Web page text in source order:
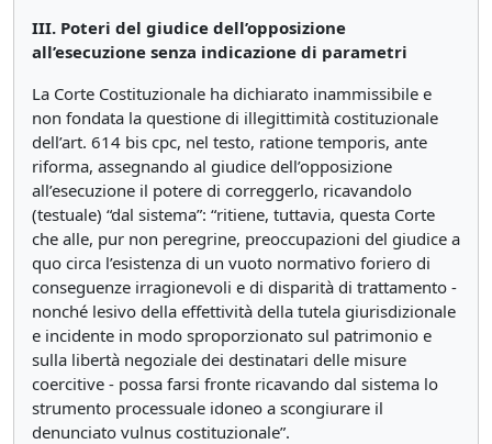
III. Poteri del giudice dell’opposizione
all’esecuzione senza indicazione di parametri
La Corte Costituzionale ha dichiarato inammissibile e
non fondata la questione di illegittimità costituzionale
dell’art. 614 bis cpc, nel testo, ratione temporis, ante
riforma, assegnando al giudice dell’opposizione
all’esecuzione il potere di correggerlo, ricavandolo
(testuale) “dal sistema”: “ritiene, tuttavia, questa Corte
che alle, pur non peregrine, preoccupazioni del giudice a
quo circa l’esistenza di un vuoto normativo foriero di
conseguenze irragionevoli e di disparità di trattamento -
nonché lesivo della effettività della tutela giurisdizionale
e incidente in modo sproporzionato sul patrimonio e
sulla libertà negoziale dei destinatari delle misure
coercitive - possa farsi fronte ricavando dal sistema lo
strumento processuale idoneo a scongiurare il
denunciato vulnus costituzionale”.